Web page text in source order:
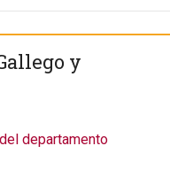
y
departamento